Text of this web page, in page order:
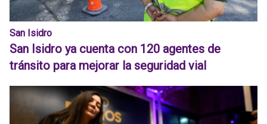
San Isidro
San Isidro ya cuenta con 120 agentes de
tránsito para mejorar la seguridad vial